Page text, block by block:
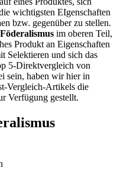
wichtigsten EIgenschaften
bzw. gegenüber zu stellen.
Föderalismus im oberen Teil,
Produkt an Eigenschaften
Selektieren und sich das
5-Direktvergleich von
sein, haben wir hier in
Vergleich-Artikels die
Verfügung gestellt.